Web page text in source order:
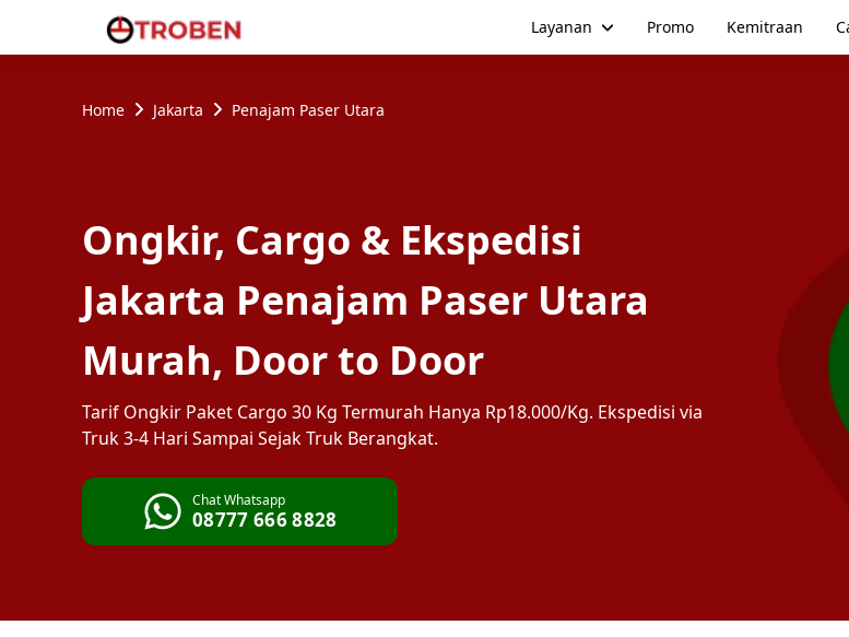
Layanan Promo Kemitraan
Home Jakarta Penajam Paser Utara
Ongkir, Cargo & Ekspedisi
Jakarta Penajam Paser Utara
Murah, Door to Door
Tarif Ongkir Paket Cargo 30 Kg Termurah Hanya Rp18.000/Kg. Ekspedisi via
Truk 3-4 Hari Sampai Sejak Truk Berangkat.
Chat Whatsapp
08777 666 8828